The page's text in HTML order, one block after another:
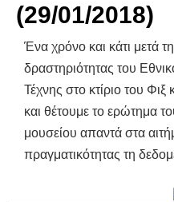
(29/01/2018)
Ένα χρόνο και κάτι μετά
δραστηριότητας του
Τέχνης στο κτίριο του
και θέτουμε το ερώτημα
μουσείου απαντά στα
πραγματικότητας τη